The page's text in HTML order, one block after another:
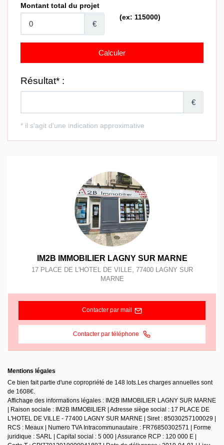
IM2B IMMOBILIER LAGNY SUR MARNE
17 PLACE DE L'HOTEL DE VILLE, 77400 LAGNY SUR
MARNE
Contacter par mail
Contacter par téléphone
Mentions légales
Ce bien fait partie d'une copropriété de 148 lots.Les charges annuelles sont
de 1608€.
Affichage des informations légales : IM2B IMMOBILIER LAGNY SUR MARNE
| Raison sociale : IM2B IMMOBILIER | Adresse siège social : 17 PLACE DE
L'HOTEL DE VILLE - 77400 LAGNY SUR MARNE | Siret : 85030257100029 |
RCS : Meaux | Numero TVA Intracommunautaire : FR76850302571 | Forme
juridique : SARL | Capital social : 5 000 | Assurance RCP : 120 000 E |